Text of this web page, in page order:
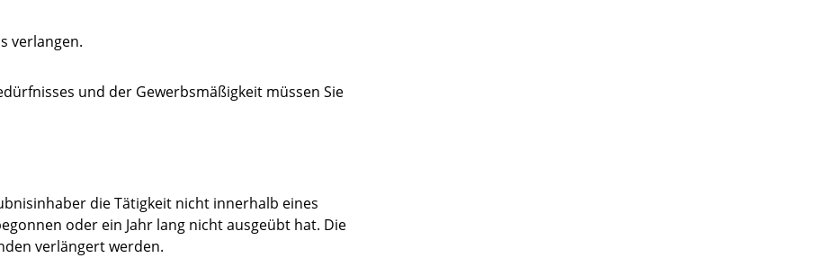
verlangen.
und der Gewerbsmäßigkeit müssen Sie
die Tätigkeit nicht innerhalb eines
oder ein Jahr lang nicht ausgeübt hat. Die
verlängert werden.